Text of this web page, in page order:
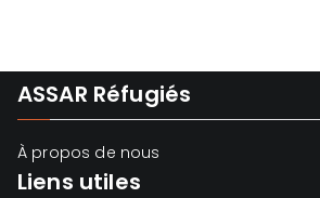
ASSAR Réfugiés
À propos de nous
Liens utiles